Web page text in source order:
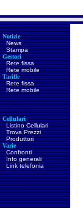
Notizie
News
Stampa
Gestori
Rete fissa
Rete mobile
Tariffe
Rete fissa
Rete mobile
Cellulari
Listino Cellulari
Trova Prezzi
Produttori
Varie
Confronti
Info generali
Link telefonia